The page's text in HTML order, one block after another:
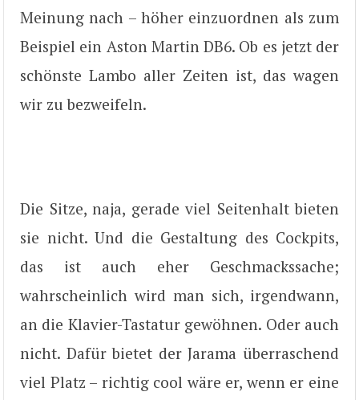
Meinung nach – höher einzuordnen als zum
Beispiel ein Aston Martin DB6. Ob es jetzt der
schönste Lambo aller Zeiten ist, das wagen
wir zu bezweifeln.
Die Sitze, naja, gerade viel Seitenhalt bieten
sie nicht. Und die Gestaltung des Cockpits,
das ist auch eher Geschmackssache;
wahrscheinlich wird man sich, irgendwann,
an die Klavier-Tastatur gewöhnen. Oder auch
nicht. Dafür bietet der Jarama überraschend
viel Platz – richtig cool wäre er, wenn er eine